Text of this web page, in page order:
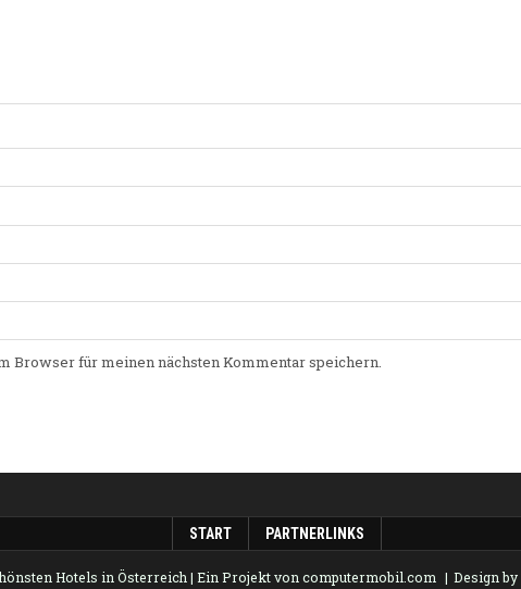
Browser für meinen nächsten Kommentar speichern.
START PARTNERLINKS
Hotels in Österreich | Ein Projekt von computermobil.com Design